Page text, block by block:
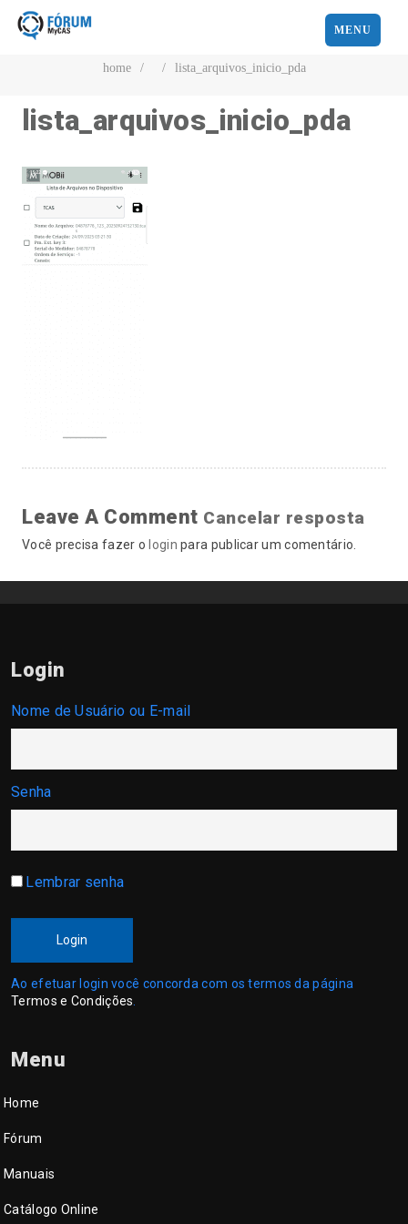
MENU
home / / lista_arquivos_inicio_pda
lista_arquivos_inicio_pda
Leave A Comment Cancelar resposta
Você precisa fazer o login para publicar um comentário.
Login
Nome de Usuário ou E-mail
Senha
Lembrar senha
Login
Ao efetuar login você concorda com os termos da página
Termos e Condições
Menu
Home
Fórum
Manuais
Catálogo Online